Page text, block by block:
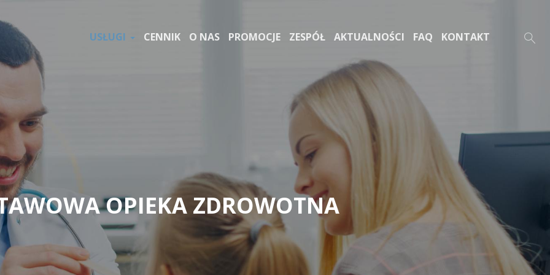
USŁUGI CENNIK O NAS PROMOCJE ZESPÓŁ AKTUALNOŚCI FAQ KONTAKT
OPIEKA ZDROWOTNA